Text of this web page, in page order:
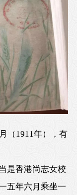
（1911年），有
是香港尚志女校
五年六月乘坐一